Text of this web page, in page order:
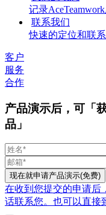
记录
联系我们
快速的定位和联
客户
服务
合作
产品演示后，可「
品」
在收到您提交的申请后
话联系您。也可以直接